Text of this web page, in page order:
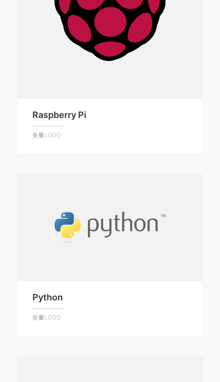
Raspberry Pi
矢量LOGO
Python
矢量LOGO